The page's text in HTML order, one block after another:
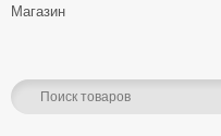
Магазин